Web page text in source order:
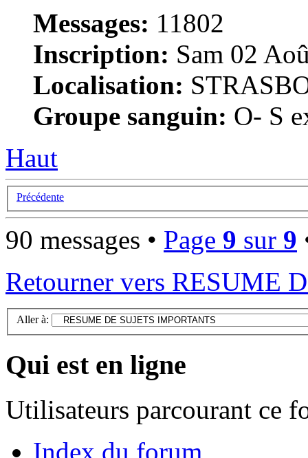
Messages: 11802
Inscription: Sam 02
Localisation:
Groupe sanguin: O- S
Haut
Précédente
90 messages • Page 9 sur 9
Retourner vers RESUME
Aller à:
Qui est en ligne
Utilisateurs parcourant ce
Index du forum